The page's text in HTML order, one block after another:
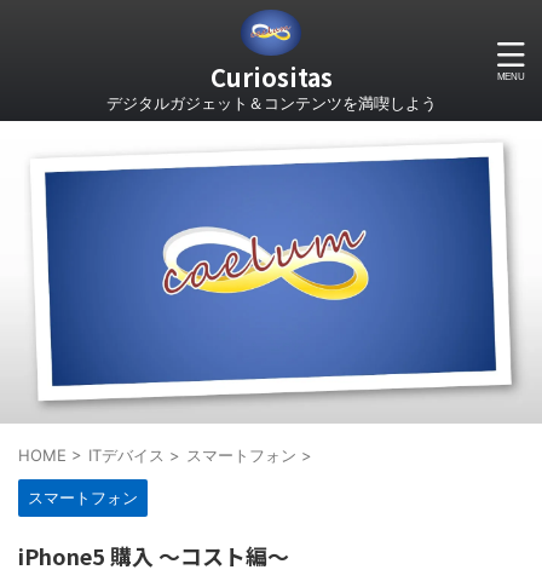
Curiositas
デジタルガジェット＆コンテンツを満喫しよう
HOME > ITデバイス > スマートフォン >
スマートフォン
iPhone5 購入 ～コスト編～